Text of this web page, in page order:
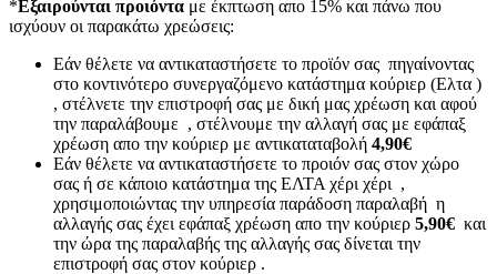
*Εξαιρούνται προιόντα με έκπτωση απο 15% και πάνω που
ισχύουν οι παρακάτω χρεώσεις:
Εάν θέλετε να αντικαταστήσετε το προϊόν σας πηγαίνοντας
στο κοντινότερο συνεργαζόμενο κατάστημα κούριερ (Ελτα )
, στέλνετε την επιστροφή σας με δική μας χρέωση και αφού
την παραλάβουμε , στέλνουμε την αλλαγή σας με εφάπαξ
χρέωση απο την κούριερ με αντικαταταβολή 4,90€
Εάν θέλετε να αντικαταστήσετε το προιόν σας στον χώρο
σας ή σε κάποιο κατάστημα της ΕΛΤΑ χέρι χέρι ,
χρησιμοποιώντας την υπηρεσία παράδοση παραλαβή η
αλλαγής σας έχει εφάπαξ χρέωση απο την κούριερ 5,90€ και
την ώρα της παραλαβής της αλλαγής σας δίνεται την
επιστροφή σας στον κούριερ .